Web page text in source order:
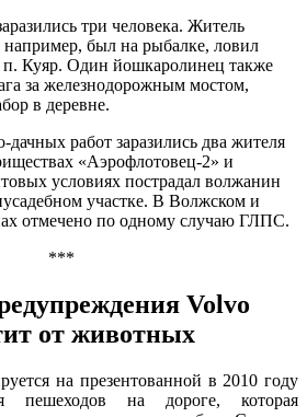
три человека. Житель
например, был на рыбалке, ловил
Куяр. Один йошкаролинец также
за железнодорожным мостом,
в деревне.
работ заразились два жителя
«Аэрофлотовец-2» и
условиях пострадал волжанин
участке. В Волжском и
отмечено по одному случаю ГЛПС.
***
Volvo
от животных
на презентованной в 2010 году
пешеходов на дороге, которая